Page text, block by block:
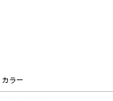
カラー